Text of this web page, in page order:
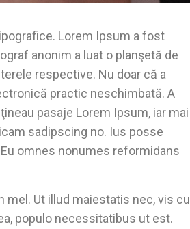
Lorem Ipsum a fost
anonim a luat o planşetă de
respective. Nu doar că a
practic neschimbată. A
pasaje Lorem Ipsum, iar mai
sadipscing no. Ius posse
omnes nonumes reformidans
mel. Ut illud maiestatis nec, vis cu
populo necessitatibus ut est.